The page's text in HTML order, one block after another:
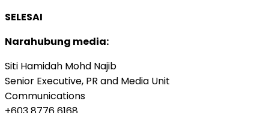
SELESAI
Narahubung media:
Siti Hamidah Mohd Najib
Senior Executive, PR and Media Unit
Communications